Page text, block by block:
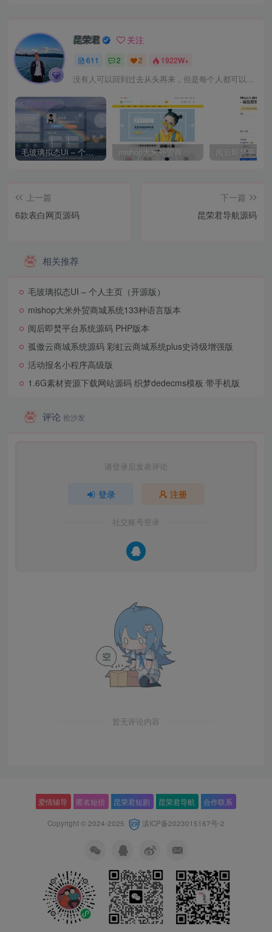
昆荣君 关注
611 2 2 1922W+
没有人可以回到过去从头再来，但是每个人都可以从今天开始，创造一个全新的结局
毛玻璃拟态UI – 个人主页（开源版） mishop大米外贸商城系统133种语言版本
上一篇
6款表白网页源码
下一篇
昆荣君导航源码
相关推荐
毛玻璃拟态UI – 个人主页（开源版）
mishop大米外贸商城系统133种语言版本
阅后即焚平台系统源码 PHP版本
孤傲云商城系统源码 彩虹云商城系统plus史诗级增强版
活动报名小程序高级版
1.6G素材资源下载网站源码 织梦dedecms模板 带手机版
评论 抢沙发
请登录后发表评论
登录 注册
社交账号登录
暂无评论内容
爱情辅导 匿名短信 昆荣君短剧 昆荣君导航 合作联系
Copyright © 2024-2025 滇ICP备2023015167号-2